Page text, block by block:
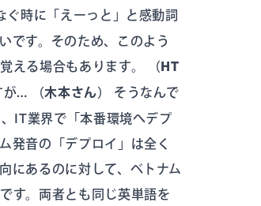
時に「えーっと」と感動詞
です。そのため、このよう
える場合もあります。
（HT
が… （木本さん）
そうなんで
IT業界で「本番環境へデプ
発音の「デプロイ」は全く
にあるのに対して、ベトナム
す。両者とも同じ英単語を